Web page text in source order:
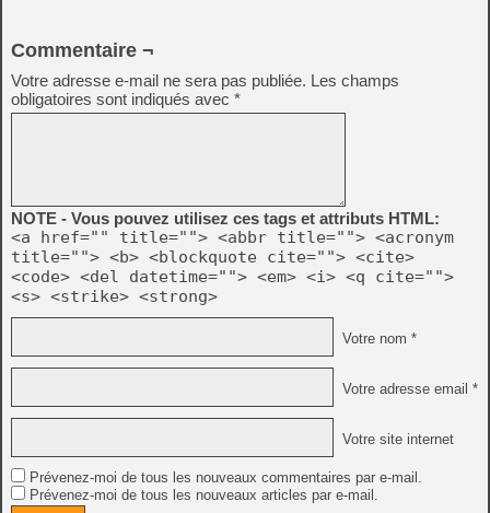
Commentaire ¬
Votre adresse e-mail ne sera pas publiée. Les champs
obligatoires sont indiqués avec *
NOTE - Vous pouvez utilisez ces tags et attributs HTML:
<a href="" title=""> <abbr title=""> <acronym
title=""> <b> <blockquote cite=""> <cite>
<code> <del datetime=""> <em> <i> <q cite="">
<s> <strike> <strong>
Votre nom *
Votre adresse email *
Votre site internet
Prévenez-moi de tous les nouveaux commentaires par e-mail.
Prévenez-moi de tous les nouveaux articles par e-mail.